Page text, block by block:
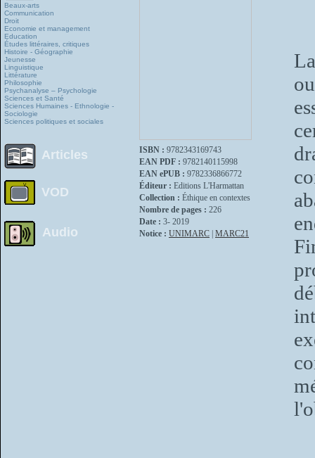
Beaux-arts
Communication
Droit
Economie et management
Education
Études littéraires, critiques
Histoire - Géographie
Jeunesse
Linguistique
Littérature
Philosophie
Psychanalyse – Psychologie
Sciences et Santé
Sciences Humaines - Ethnologie -
Sociologie
Sciences politiques et sociales
Articles
VOD
Audio
ISBN : 9782343169743
EAN PDF : 9782140115998
EAN ePUB : 9782336866772
Éditeur : Editions L'Harmattan
Collection : Éthique en contextes
Nombre de pages : 226
Date : 3- 2019
Notice : UNIMARC MARC21